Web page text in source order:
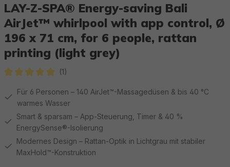
LAY-Z-SPA® Energy-saving Bali
AirJet™ whirlpool with app control, Ø
196 x 71 cm, for 6 people, rattan
printing (light grey)
(1)
Für 6 Personen – 140 AirJet™-Massagedüsen & bis 40 °C
warmes Wasser
Smart & sparsam – App-Steuerung, Timer & 40 %
EnergySense®-Isolierung
Modernes Design – Rattan-Optik in Lichtgrau mit stabiler
MaxHold™-Konstruktion